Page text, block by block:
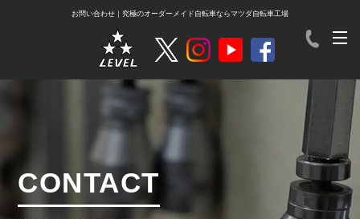
お問い合わせ｜究極のオーダーメイド自転車ならマツダ自転車工場
CONTACT